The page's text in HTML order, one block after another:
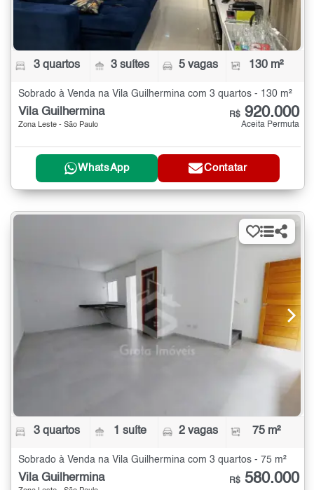
3 quartos 3 suítes 5 vagas 130 m²
Sobrado à Venda na Vila Guilhermina com 3 quartos - 130 m²
Vila Guilhermina
Zona Leste - São Paulo
R$ 920.000
Aceita Permuta
WhatsApp Contatar
3 quartos 1 suíte 2 vagas 75 m²
Sobrado à Venda na Vila Guilhermina com 3 quartos - 75 m²
Vila Guilhermina R$ 580.000